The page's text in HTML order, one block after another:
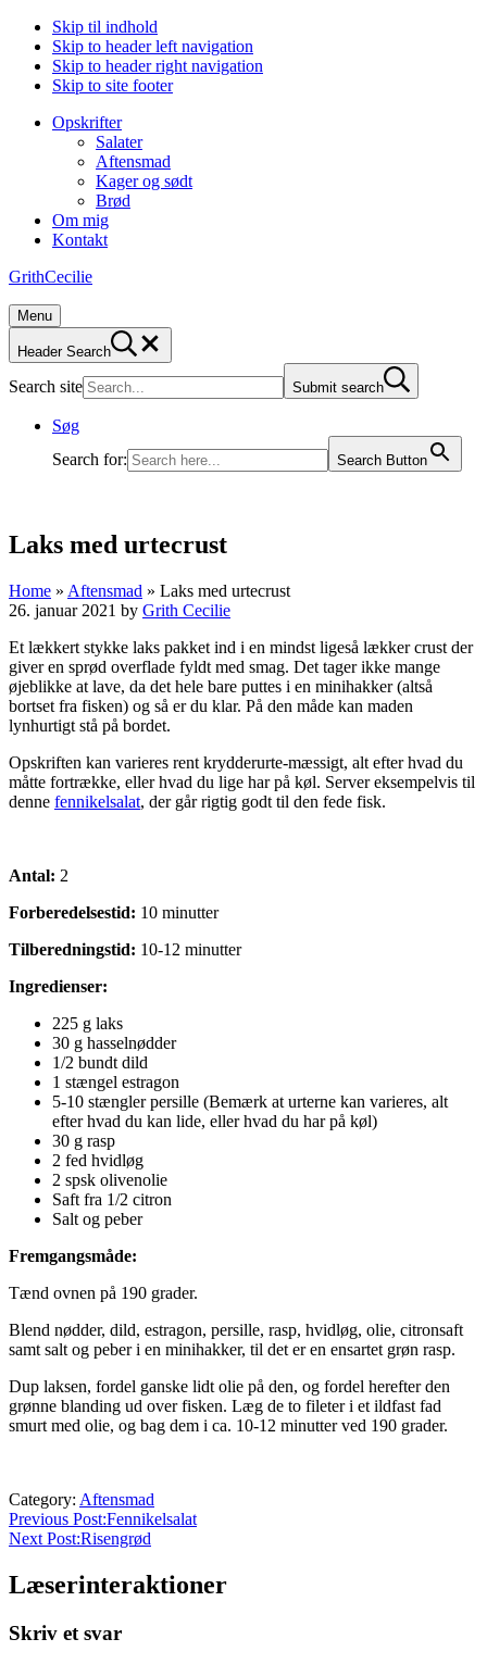
Skip til indhold
Skip to header left navigation
Skip to header right navigation
Skip to site footer
Opskrifter
Salater
Aftensmad
Kager og sødt
Brød
Om mig
Kontakt
GrithCecilie
Menu
Header Search
Search site Submit search
Søg
Search for:
Search Button
Laks med urtecrust
Home » Aftensmad » Laks med urtecrust
26. januar 2021 by Grith Cecilie
Et lækkert stykke laks pakket ind i en mindst ligeså lækker crust der
giver en sprød overflade fyldt med smag. Det tager ikke mange
øjeblikke at lave, da det hele bare puttes i en minihakker (altså
bortset fra fisken) og så er du klar. På den måde kan maden
lynhurtigt stå på bordet.
Opskriften kan varieres rent krydderurte-mæssigt, alt efter hvad du
måtte fortrække, eller hvad du lige har på køl. Server eksempelvis til
denne fennikelsalat, der går rigtig godt til den fede fisk.
Antal: 2
Forberedelsestid: 10 minutter
Tilberedningstid: 10-12 minutter
Ingredienser:
225 g laks
30 g hasselnødder
1/2 bundt dild
1 stængel estragon
5-10 stængler persille (Bemærk at urterne kan varieres, alt
efter hvad du kan lide, eller hvad du har på køl)
30 g rasp
2 fed hvidløg
2 spsk olivenolie
Saft fra 1/2 citron
Salt og peber
Fremgangsmåde:
Tænd ovnen på 190 grader.
Blend nødder, dild, estragon, persille, rasp, hvidløg, olie, citronsaft
samt salt og peber i en minihakker, til det er en ensartet grøn rasp.
Dup laksen, fordel ganske lidt olie på den, og fordel herefter den
grønne blanding ud over fisken. Læg de to fileter i et ildfast fad
smurt med olie, og bag dem i ca. 10-12 minutter ved 190 grader.
Category: Aftensmad
Previous Post:Fennikelsalat
Next Post:Risengrød
Læserinteraktioner
Skriv et svar